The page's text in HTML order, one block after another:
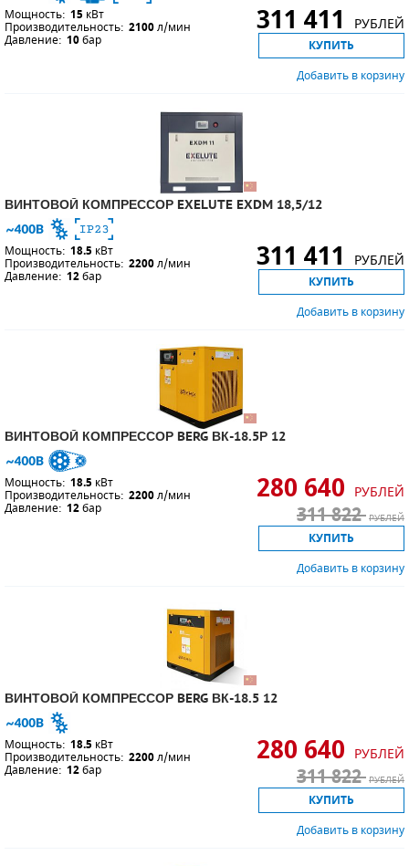
Мощность: 15 кВт
Производительность: 2100л/мин
Давление: 10бар
311 411 РУБЛЕЙ
КУПИТЬ
Добавить в корзину
ВИНТОВОЙ КОМПРЕССОР EXELUTE EXDM 18,5/12
Мощность: 18.5 кВт
Производительность: 2200л/мин
Давление: 12бар
311 411 РУБЛЕЙ
КУПИТЬ
Добавить в корзину
ВИНТОВОЙ КОМПРЕССОР BERG ВК-18.5Р 12
Мощность: 18.5 кВт
Производительность: 2200л/мин
Давление: 12бар
280 640 РУБЛЕЙ
311 822 РУБЛЕЙ
КУПИТЬ
Добавить в корзину
ВИНТОВОЙ КОМПРЕССОР BERG ВК-18.5 12
Мощность: 18.5 кВт
Производительность: 2200л/мин
Давление: 12бар
280 640 РУБЛЕЙ
311 822 РУБЛЕЙ
КУПИТЬ
Добавить в корзину